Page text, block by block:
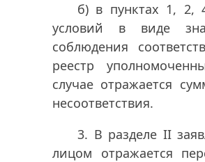
б) в пунктах 1,
условий в виде
соблюдения
реестр
случае отражается
несоответствия.
3. В разделе II
лицом отражается